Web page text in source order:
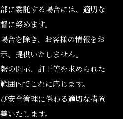
に委託する場合には、適切な
に努めます。
合を除き、お客様の情報をお
、提供いたしません。
の開示、訂正等を求められた
囲内でこれに応じます。
安全管理に係わる適切な措置
いたします。